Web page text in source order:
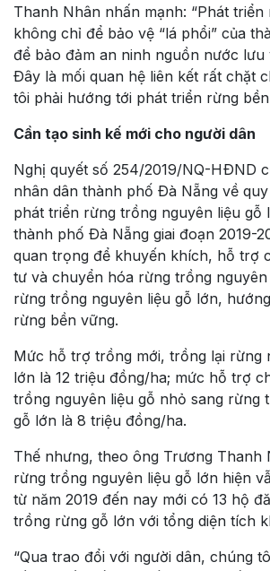
Thanh Nhân nhấn mạnh: “Phát
không chỉ để bảo vệ “lá phổi” của
để bảo đảm an ninh nguồn nước lưu
Ðây là mối quan hệ liên kết rất chặt
tôi phải hướng tới phát triển rừng bền
Cần tạo sinh kế mới cho người dân
Nghị quyết số 254/2019/NQ-HÐND
nhân dân thành phố Ðà Nẵng về
phát triển rừng trồng nguyên liệu gỗ
thành phố Ðà Nẵng giai đoạn 2019-
quan trọng để khuyến khích, hỗ trợ
tư và chuyển hóa rừng trồng
rừng trồng nguyên liệu gỗ lớn,
rừng bền vững.
Mức hỗ trợ trồng mới, trồng lại rừng
lớn là 12 triệu đồng/ha; mức hỗ trợ
trồng nguyên liệu gỗ nhỏ sang rừng
gỗ lớn là 8 triệu đồng/ha.
Thế nhưng, theo ông Trương Thanh
rừng trồng nguyên liệu gỗ lớn hiện
từ năm 2019 đến nay mới có 13 hộ
trồng rừng gỗ lớn với tổng diện tích
“Qua trao đổi với người dân, chúng